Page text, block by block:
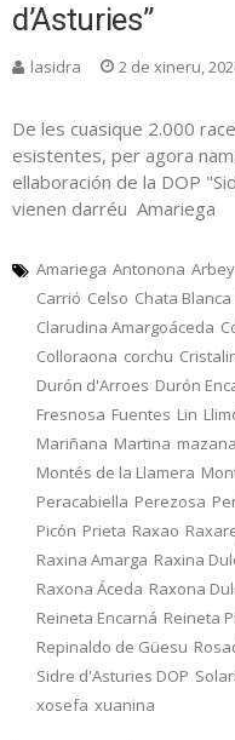
d’Asturies”
lasidra 2 de xineru,
De les cuasique 2.000
esistentes, per agora
ellaboración de la DOP
vienen darréu
Amariega Antonona
Carrió Celso Chata Blanca
Clarudina Amargoáceda
Colloraona corchu
Durón d'Arroes Durón
Fresnosa Fuentes Lin
Mariñana Martina mazana
Montés de la Llamera
Peracabiella Perezosa
Picón Prieta Raxao
Raxina Amarga Raxina
Raxona Áceda Raxona
Reineta Encarná Reineta
Repinaldo de Güesu
Sidre d'Asturies DOP
xosefa xuanina